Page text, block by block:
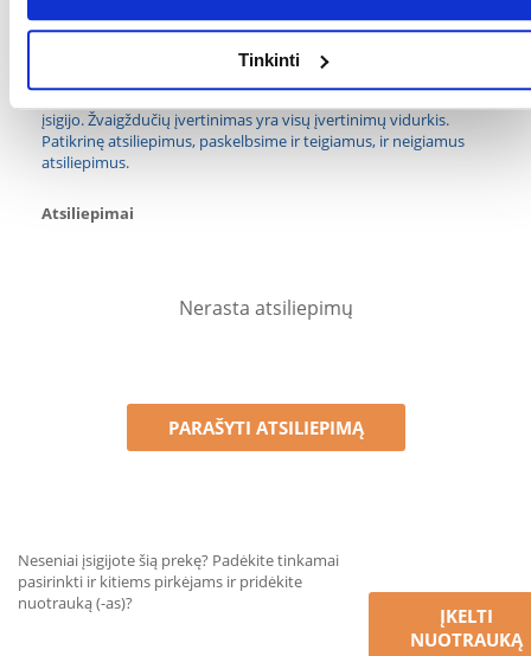
Tinkinti
Kokios yra prekių vertinimo taisyklės?
Produktą gali vertinti tik registruoti FERA.LT klientai, kurie jį
įsigijo. Žvaigždučių įvertinimas yra visų įvertinimų vidurkis.
Patikrinę atsiliepimus, paskelbsime ir teigiamus, ir neigiamus
atsiliepimus.
Atsiliepimai
Nerasta atsiliepimų
PARAŠYTI ATSILIEPIMĄ
Neseniai įsigijote šią prekę? Padėkite tinkamai
pasirinkti ir kitiems pirkėjams ir pridėkite
nuotrauką (-as)?
ĮKELTI
NUOTRAUKĄ